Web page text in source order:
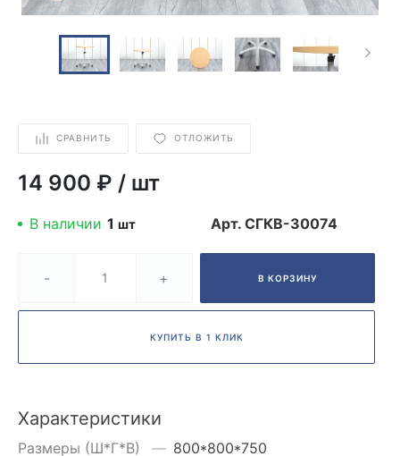
СРАВНИТЬ ОТЛОЖИТЬ
14 900 ₽ / шт
В наличии 1 шт Арт. СГКВ-30074
- + В КОРЗИНУ
КУПИТЬ В 1 КЛИК
Характеристики
Размеры (Ш*Г*В) — 800*800*750